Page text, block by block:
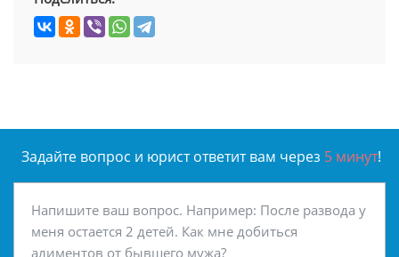
Задайте вопрос и юрист ответит вам через 5 минут!